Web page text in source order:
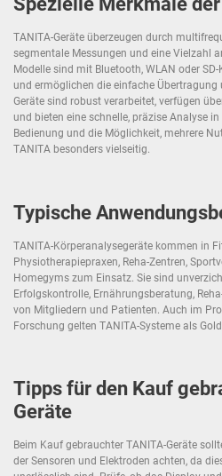
TANITA-Geräte überzeugen durch
segmentale Messungen und eine Vielzahl
Modelle sind mit Bluetooth, WLAN oder
und ermöglichen die einfache Übertragung
Geräte sind robust verarbeitet, verfügen
und bieten eine schnelle, präzise Analyse
Bedienung und die Möglichkeit, mehrere
TANITA besonders vielseitig.
Typische
TANITA-Körperanalysegeräte kommen in
Physiotherapiepraxen, Reha-Zentren,
Homegyms zum Einsatz. Sie sind
Erfolgskontrolle, Ernährungsberatung,
von Mitgliedern und Patienten. Auch im
Forschung gelten TANITA-Systeme als
Tipps für den Kauf
Geräte
Beim Kauf gebrauchter TANITA-Geräte
der Sensoren und Elektroden achten, da